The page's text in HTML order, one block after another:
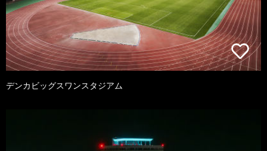
デンカビッグスワンスタジアム